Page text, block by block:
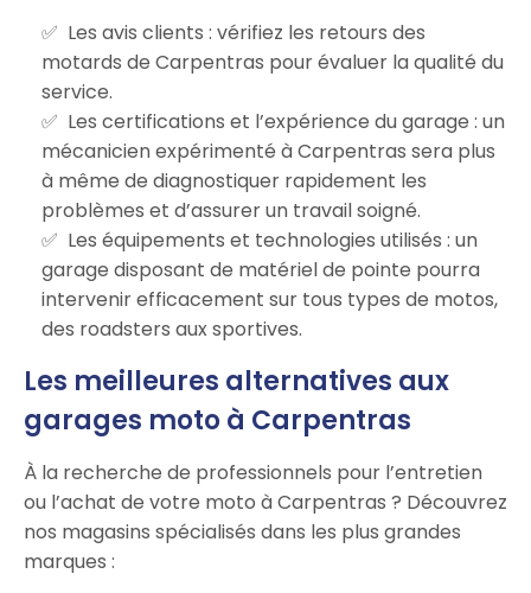
Les avis clients : vérifiez les retours des
motards de Carpentras pour évaluer la qualité du
service.
Les certifications et l’expérience du garage : un
mécanicien expérimenté à Carpentras sera plus
à même de diagnostiquer rapidement les
problèmes et d’assurer un travail soigné.
Les équipements et technologies utilisés : un
garage disposant de matériel de pointe pourra
intervenir efficacement sur tous types de motos,
des roadsters aux sportives.
Les meilleures alternatives aux
garages moto à Carpentras
À la recherche de professionnels pour l’entretien
ou l’achat de votre moto à Carpentras ? Découvrez
nos magasins spécialisés dans les plus grandes
marques :